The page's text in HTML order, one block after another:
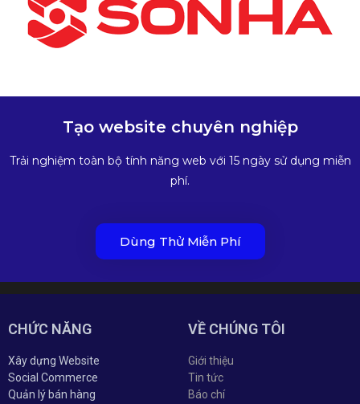
Tạo website chuyên nghiệp
Trải nghiệm toàn bộ tính năng web với 15 ngày sử dụng miễn
phí.
Dùng Thử Miễn Phí
CHỨC NĂNG
Xây dựng Website
Social Commerce
Quản lý bán hàng
VỀ CHÚNG TÔI
Giới thiệu
Tin tức
Báo chí